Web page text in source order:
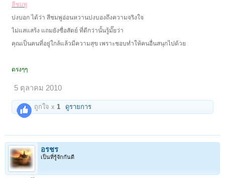
สีชมพู
บ่งบอก ได้ว่า สีชมพูอ่อนหวานบ่งบองถึงความจริงใจ
ไม่แสแสร้ง แถมยังซื่อสัตย์ ที่ดีกว่านั้นรู้มั๊ยว่า
คุณเป็นคนที่อยู่ใกล้แล้วมีความสุข เพราะชอบทำให้คนอื่นสนุกไปด้วย
ตรงๆๆ
5 ตุลาคม 2010
ถูกใจ x 1 ดูรายการ
อรชร
เป็นที่รู้จักกันดี